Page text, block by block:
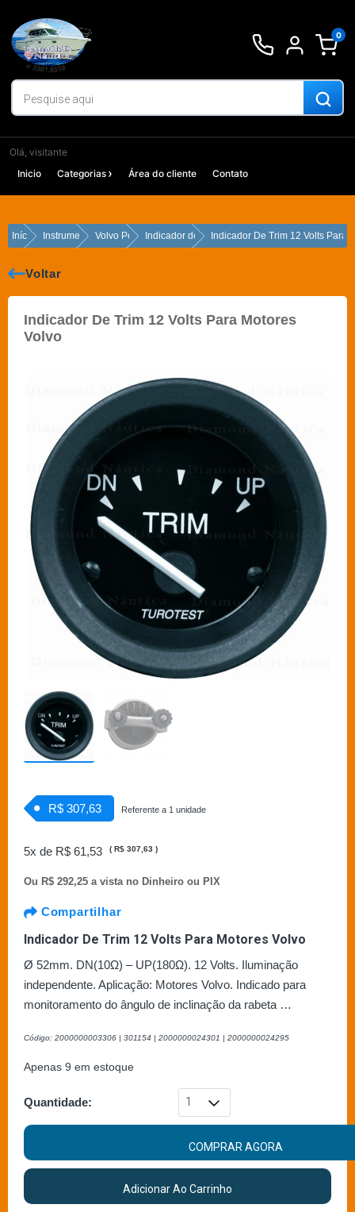
para
conteúdo
0
Olá, visitante
Inicio
Categorias Área do cliente Contato
Início InstrumentosVolvo Penta Indicador de TrimIndicador De Trim 12 Volts Para
Voltar
Indicador De Trim 12 Volts Para Motores
Volvo
R$ 307,63 Referente a 1 unidade
5x de R$ 61,53 ( R$ 307,63 )
Ou R$ 292,25 a vista no Dinheiro ou PIX
Compartilhar
Indicador De Trim 12 Volts Para Motores Volvo
Ø 52mm. DN(10Ω) – UP(180Ω). 12 Volts. Iluminação
independente. Aplicação: Motores Volvo. Indicado para
monitoramento do ângulo de inclinação da rabeta …
Código: 2000000003306 | 301154 | 2000000024301 | 2000000024295
Apenas 9 em estoque
Quantidade:
COMPRAR AGORA
Adicionar Ao Carrinho